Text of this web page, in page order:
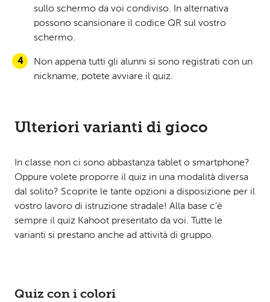
sullo schermo da voi condiviso. In alternativa
possono scansionare il codice QR sul vostro
schermo.
Non appena tutti gli alunni si sono registrati con un
nickname, potete avviare il quiz.
Ulteriori varianti di gioco
In classe non ci sono abbastanza tablet o smartphone?
Oppure volete proporre il quiz in una modalità diversa
dal solito? Scoprite le tante opzioni a disposizione per il
vostro lavoro di istruzione stradale! Alla base c’è
sempre il quiz Kahoot presentato da voi. Tutte le
varianti si prestano anche ad attività di gruppo.
Quiz con i colori